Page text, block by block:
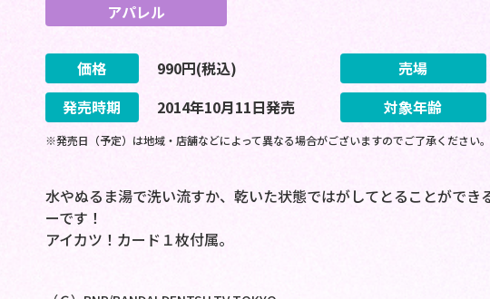
アパレル
価格 990円(税込) 売場
発売時期
2014年10月11日発売 対象年齢
※発売日（予定）は地域・店舗などによって異なる場合がございますのでご了承ください。
水やぬるま湯で洗い流すか、乾いた状態ではがしてとることができ
ーです！
アイカツ！カード１枚付属。